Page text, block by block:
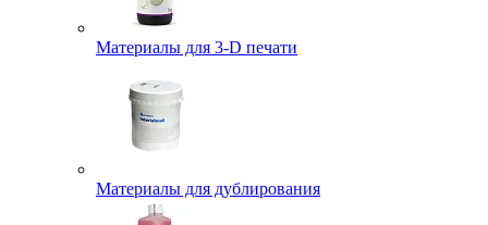
Материалы для 3-D печати
Материалы для дублирования